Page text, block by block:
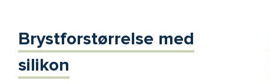
Brystforstørrelse med
silikon